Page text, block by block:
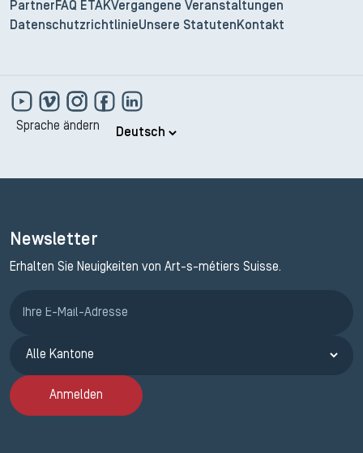
Partner FAQ ETAKVergangene Veranstaltungen
DatenschutzrichtlinieUnsere Statuten Kontakt
Sprache ändern
Newsletter
Erhalten Sie Neuigkeiten von Art-s-métiers Suisse.
Anmelden